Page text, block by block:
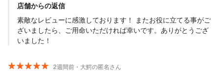
をクリーニングしてる最中に寝室に行くと、部屋の中が、エアコ
ンの新品の時の匂いがして、とっても気持ちが良かったです！ ク
リーニングは完璧！！ 次も、小山内さんにお願いします！ 平川か
ら青森市で遠方にも関わらず、朝早くからクリーニングしていた
店舗からの返信
素敵なレビューに感激しております！ またお役に立てる事がご
ざいましたら、ご用命いただければ幸いです。ありがとうござ
いました！
2週間前・大鰐の匿名さん